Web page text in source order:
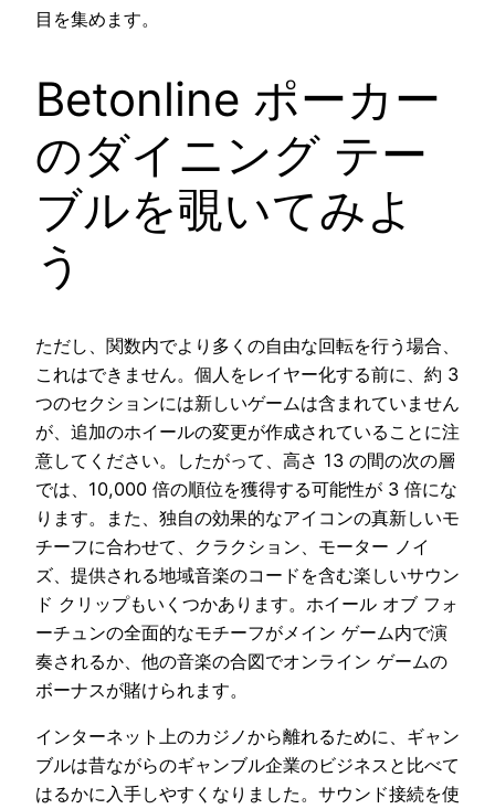
目を集めます。
Betonline ポーカー
のダイニング テー
ブルを覗いてみよ
う
ただし、関数内でより多くの自由な回転を行う場合、
これはできません。個人をレイヤー化する前に、約 3
つのセクションには新しいゲームは含まれていません
が、追加のホイールの変更が作成されていることに注
意してください。したがって、高さ 13 の間の次の層
では、10,000 倍の順位を獲得する可能性が 3 倍にな
ります。また、独自の効果的なアイコンの真新しいモ
チーフに合わせて、クラクション、モーター ノイ
ズ、提供される地域音楽のコードを含む楽しいサウン
ド クリップもいくつかあります。ホイール オブ フォ
ーチュンの全面的なモチーフがメイン ゲーム内で演
奏されるか、他の音楽の合図でオンライン ゲームの
ボーナスが賭けられます。
インターネット上のカジノから離れるために、ギャン
ブルは昔ながらのギャンブル企業のビジネスと比べて
はるかに入手しやすくなりました。サウンド接続を使